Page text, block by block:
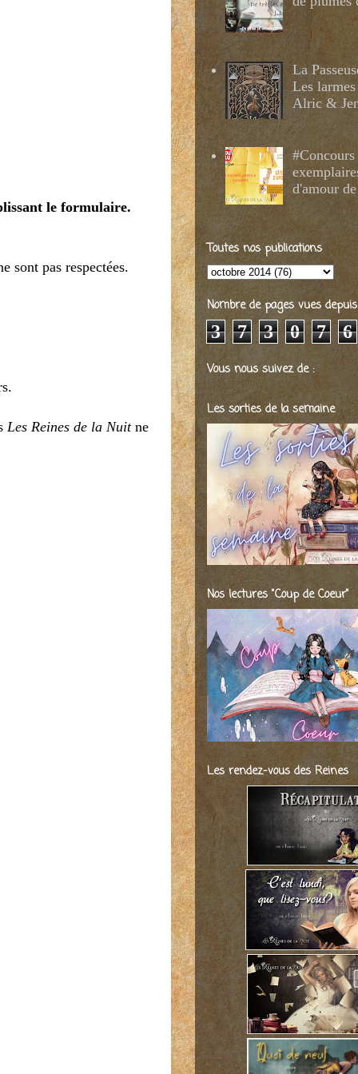
le formulaire.
sont pas respectées.
Les Reines de la Nuitne
La
Les
Alric &
d'amour
Toutes nos publications
Nombre de pages vues depuis
3 7 3 0 7 6
Vous nous suivez de :
Les sorties de la semaine
Nos lectures "Coup de Coeur"
Les rendez-vous des Reines